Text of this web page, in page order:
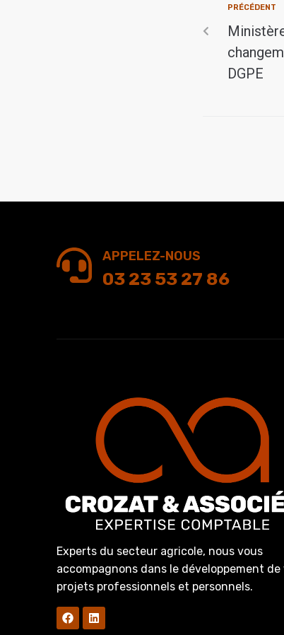
PRÉCÉDENT
DGPE
APPELEZ-NOUS
03 23 53 27 86
Experts du secteur agricole, nous vous
accompagnons dans le développement de
projets professionnels et personnels.